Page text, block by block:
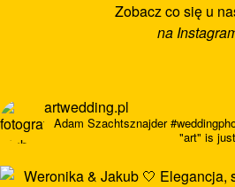
Zobacz co się u
na
artwedding.pl
Adam Szachtsznajder
"art" is